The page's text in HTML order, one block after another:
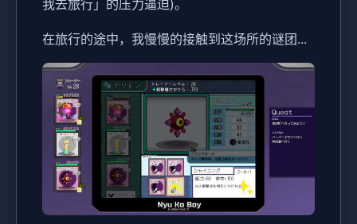
我去旅行」的压力逼迫)。
在旅行的途中，我慢慢的接触到这场所的谜团...